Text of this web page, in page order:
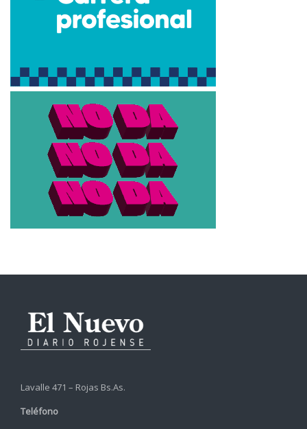
Lavalle 471 – Rojas Bs.As.
Teléfono